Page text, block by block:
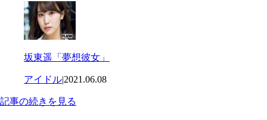
坂東遥「夢想彼女」
アイドル|2021.06.08
記事の続きを見る